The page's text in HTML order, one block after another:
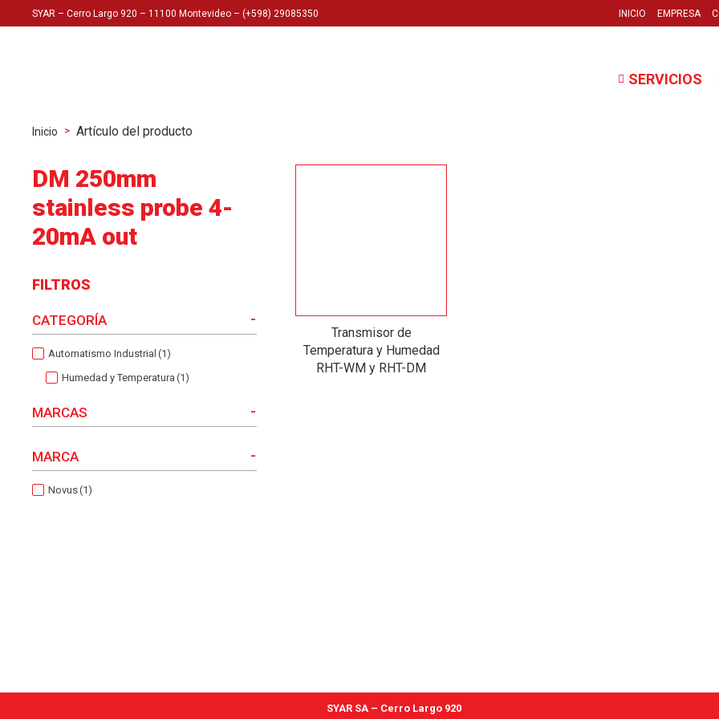
SYAR – Cerro Largo 920 – 11100 Montevideo – (+598) 29085350 INICIO EMPRESA
SERVICIOS
Inicio > Artículo del producto
DM 250mm
stainless probe 4-
20mA out
FILTROS
CATEGORÍA -
Automatismo Industrial (1)
Humedad y Temperatura (1)
MARCAS -
MARCA -
Novus(1)
Transmisor de
Temperatura y Humedad
RHT-WM y RHT-DM
SYAR SA – Cerro Largo 920